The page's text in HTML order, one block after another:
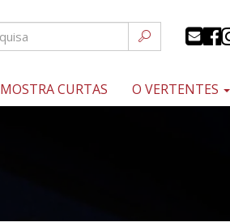
MOSTRA CURTAS O VERTENTES